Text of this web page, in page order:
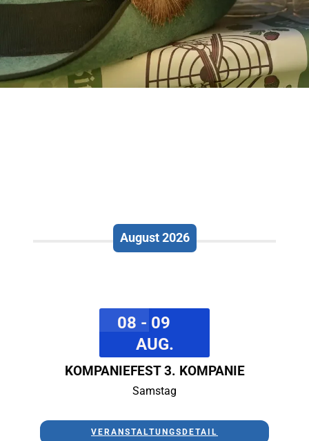
August 2026
08 - 09
AUG.
KOMPANIEFEST 3. KOMPANIE
Samstag
VERANSTALTUNGSDETAIL